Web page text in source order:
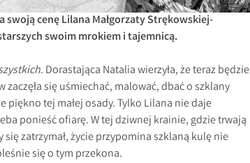
swoją cenę Lilana Małgorzaty Strękowskiej-
swoim mrokiem i tajemnicą.
. Dorastająca Natalia wierzyła, że teraz będzie
się uśmiechać, malować, dbać o szklany
tej małej osady. Tylko Lilana nie daje
ponieść ofiarę. W tej dziwnej krainie, gdzie trwają
zatrzymał, życie przypomina szklaną kulę nie
się o tym przekona.